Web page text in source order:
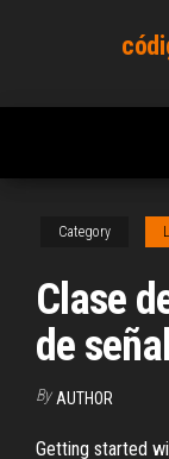
content
Category
Clase
de
By AUTHOR
Getting started